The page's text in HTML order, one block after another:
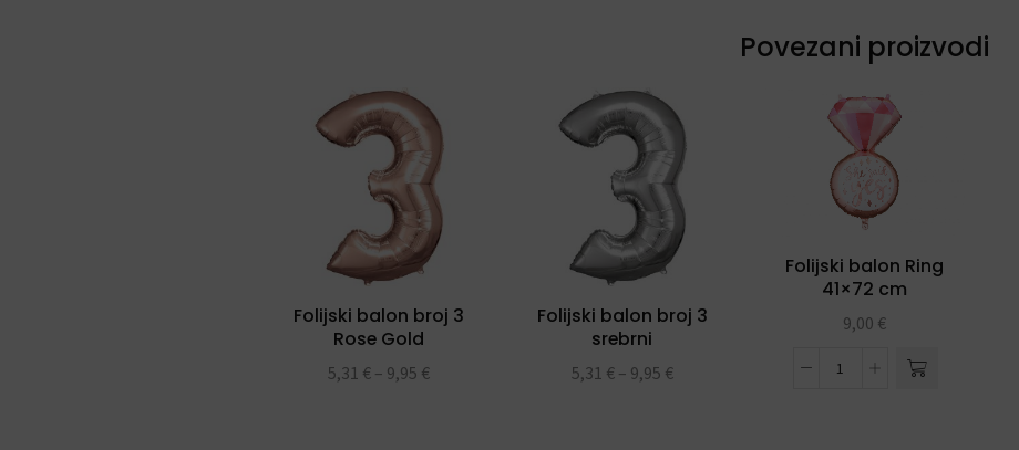
Povezani proizvodi
Folijski balon broj 3
Rose Gold
5,31 € – 9,95 €
Folijski balon broj 3
srebrni
5,31 € – 9,95 €
Folijski balon Ring
41×72 cm
9,00 €